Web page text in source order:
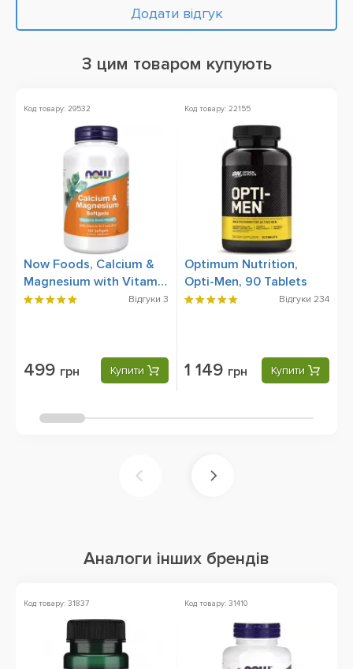
Додати відгук
З цим товаром купують
Код товару: 29532
Now Foods, Calcium &
Magnesium with Vitamin
D-3 and Zinc (Кальцій,
Відгуки 3
499 грн Купити
Код товару: 22155
Optimum Nutrition,
Opti-Men, 90 Tablets
Відгуки 234
1 149 грн Купити
Аналоги інших брендів
Код товару: 31837 Код товару: 31410